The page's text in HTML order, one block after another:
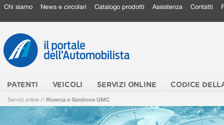
Chi siamo News e circolari Catalogo prodotti Assistenza Contatti
PATENTI VEICOLI SERVIZI ONLINE CODICE
Servizi online // Ricerca e Gestione UMC